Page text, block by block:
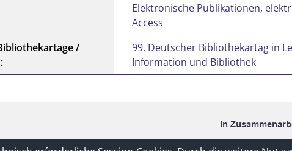
Elektronische Publikationen,
Access
/
99. Deutscher Bibliothekartag in
Information und Bibliothek